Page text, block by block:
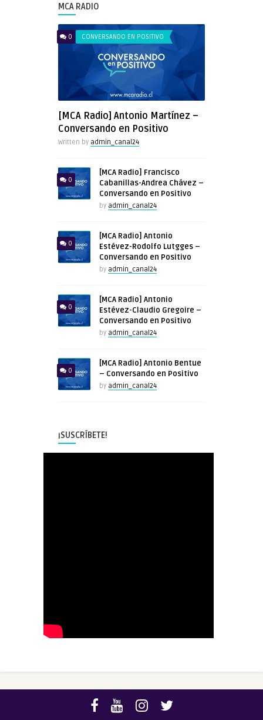
MCA RADIO
0 CONVERSANDO EN POSITIVO
[MCA Radio] Antonio Martínez –
Conversando en Positivo
Written by admin_canal24
0
[MCA Radio] Francisco
Cabanillas-Andrea Chávez –
Conversando en Positivo
by admin_canal24
0
[MCA Radio] Antonio
Estévez-Rodolfo Lutgges –
Conversando en Positivo
by admin_canal24
0
[MCA Radio] Antonio
Estévez-Claudio Gregoire –
Conversando en Positivo
by admin_canal24
0
[MCA Radio] Antonio Bentue
– Conversando en Positivo
by admin_canal24
¡SUSCRÍBETE!